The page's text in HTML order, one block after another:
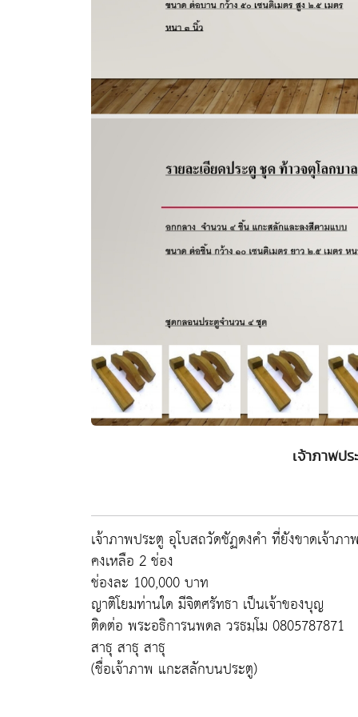
เจ้าภาพป
เจ้าภาพประตู อุโบสถวัดชัฏดงคำ ที่ยังขาดเจ้าภา
คงเหลือ 2 ช่อง
ช่องละ 100,000 บาท
ญาติโยมท่านใด มีจิตศรัทธา เป็นเจ้าของบุญ
ติดต่อ พระอธิการนพดล วรธมฺโม 0805787871
สาธุ สาธุ สาธุ
(ชื่อเจ้าภาพ แกะสลักบนประตู)